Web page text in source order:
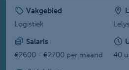
Vakgebied
Logistiek
Salaris
€2600 - €2700 per maand
40